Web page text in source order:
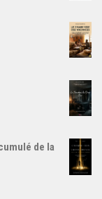
de la